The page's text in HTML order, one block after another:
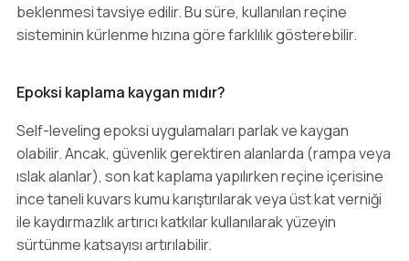
beklenmesi tavsiye edilir. Bu süre, kullanılan reçine
sisteminin kürlenme hızına göre farklılık gösterebilir.
Epoksi kaplama kaygan mıdır?
Self-leveling epoksi uygulamaları parlak ve kaygan
olabilir. Ancak, güvenlik gerektiren alanlarda (rampa veya
ıslak alanlar), son kat kaplama yapılırken reçine içerisine
ince taneli kuvars kumu karıştırılarak veya üst kat verniği
ile kaydırmazlık artırıcı katkılar kullanılarak yüzeyin
sürtünme katsayısı artırılabilir.